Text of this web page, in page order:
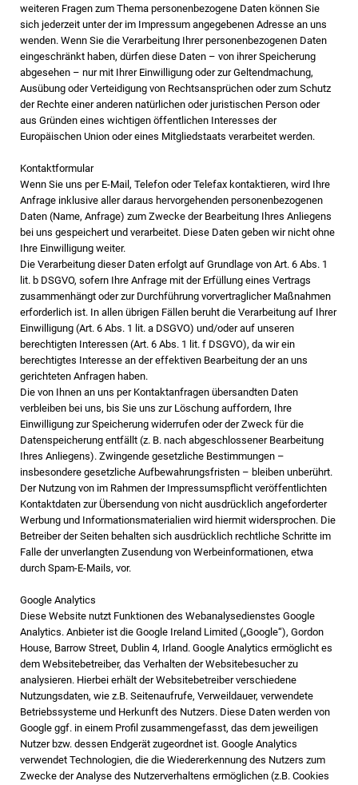
weiteren Fragen zum Thema personenbezogene Daten können Sie
sich jederzeit unter der im Impressum angegebenen Adresse an uns
wenden. Wenn Sie die Verarbeitung Ihrer personenbezogenen Daten
eingeschränkt haben, dürfen diese Daten – von ihrer Speicherung
abgesehen – nur mit Ihrer Einwilligung oder zur Geltendmachung,
Ausübung oder Verteidigung von Rechtsansprüchen oder zum Schutz
der Rechte einer anderen natürlichen oder juristischen Person oder
aus Gründen eines wichtigen öffentlichen Interesses der
Europäischen Union oder eines Mitgliedstaats verarbeitet werden.
Kontaktformular
Wenn Sie uns per E-Mail, Telefon oder Telefax kontaktieren, wird Ihre
Anfrage inklusive aller daraus hervorgehenden personenbezogenen
Daten (Name, Anfrage) zum Zwecke der Bearbeitung Ihres Anliegens
bei uns gespeichert und verarbeitet. Diese Daten geben wir nicht ohne
Ihre Einwilligung weiter.
Die Verarbeitung dieser Daten erfolgt auf Grundlage von Art. 6 Abs. 1
lit. b DSGVO, sofern Ihre Anfrage mit der Erfüllung eines Vertrags
zusammenhängt oder zur Durchführung vorvertraglicher Maßnahmen
erforderlich ist. In allen übrigen Fällen beruht die Verarbeitung auf Ihrer
Einwilligung (Art. 6 Abs. 1 lit. a DSGVO) und/oder auf unseren
berechtigten Interessen (Art. 6 Abs. 1 lit. f DSGVO), da wir ein
berechtigtes Interesse an der effektiven Bearbeitung der an uns
gerichteten Anfragen haben.
Die von Ihnen an uns per Kontaktanfragen übersandten Daten
verbleiben bei uns, bis Sie uns zur Löschung auffordern, Ihre
Einwilligung zur Speicherung widerrufen oder der Zweck für die
Datenspeicherung entfällt (z. B. nach abgeschlossener Bearbeitung
Ihres Anliegens). Zwingende gesetzliche Bestimmungen –
insbesondere gesetzliche Aufbewahrungsfristen – bleiben unberührt.
Der Nutzung von im Rahmen der Impressumspflicht veröffentlichten
Kontaktdaten zur Übersendung von nicht ausdrücklich angeforderter
Werbung und Informationsmaterialien wird hiermit widersprochen. Die
Betreiber der Seiten behalten sich ausdrücklich rechtliche Schritte im
Falle der unverlangten Zusendung von Werbeinformationen, etwa
durch Spam-E-Mails, vor.
Google Analytics
Diese Website nutzt Funktionen des Webanalysedienstes Google
Analytics. Anbieter ist die Google Ireland Limited („Google“), Gordon
House, Barrow Street, Dublin 4, Irland. Google Analytics ermöglicht es
dem Websitebetreiber, das Verhalten der Websitebesucher zu
analysieren. Hierbei erhält der Websitebetreiber verschiedene
Nutzungsdaten, wie z.B. Seitenaufrufe, Verweildauer, verwendete
Betriebssysteme und Herkunft des Nutzers. Diese Daten werden von
Google ggf. in einem Profil zusammengefasst, das dem jeweiligen
Nutzer bzw. dessen Endgerät zugeordnet ist. Google Analytics
verwendet Technologien, die die Wiedererkennung des Nutzers zum
Zwecke der Analyse des Nutzerverhaltens ermöglichen (z.B. Cookies